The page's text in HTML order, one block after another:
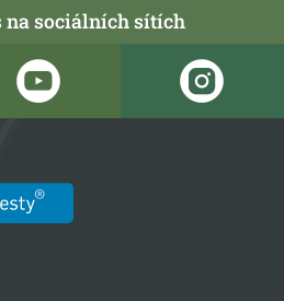
na sociálních sítích